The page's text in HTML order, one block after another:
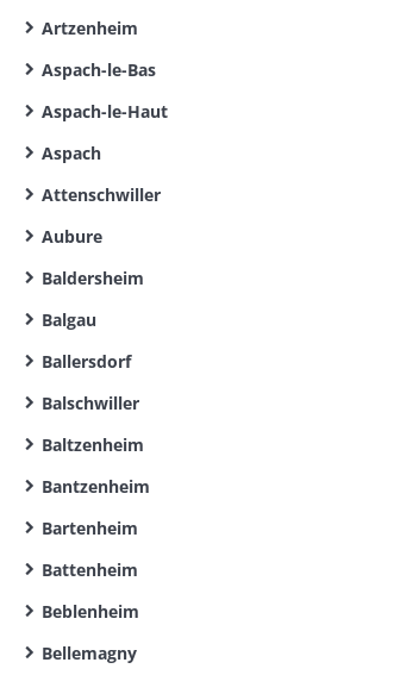
Artzenheim
Aspach-le-Bas
Aspach-le-Haut
Aspach
Attenschwiller
Aubure
Baldersheim
Balgau
Ballersdorf
Balschwiller
Baltzenheim
Bantzenheim
Bartenheim
Battenheim
Beblenheim
Bellemagny